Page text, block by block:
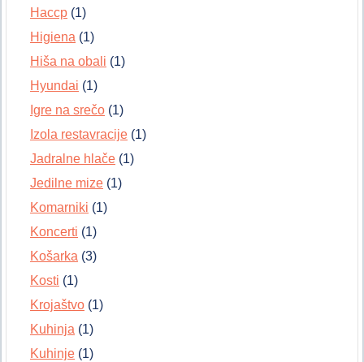
Haccp (1)
Higiena (1)
Hiša na obali (1)
Hyundai (1)
Igre na srečo (1)
Izola restavracije (1)
Jadralne hlače (1)
Jedilne mize (1)
Komarniki (1)
Koncerti (1)
Košarka (3)
Kosti (1)
Krojaštvo (1)
Kuhinja (1)
Kuhinje (1)